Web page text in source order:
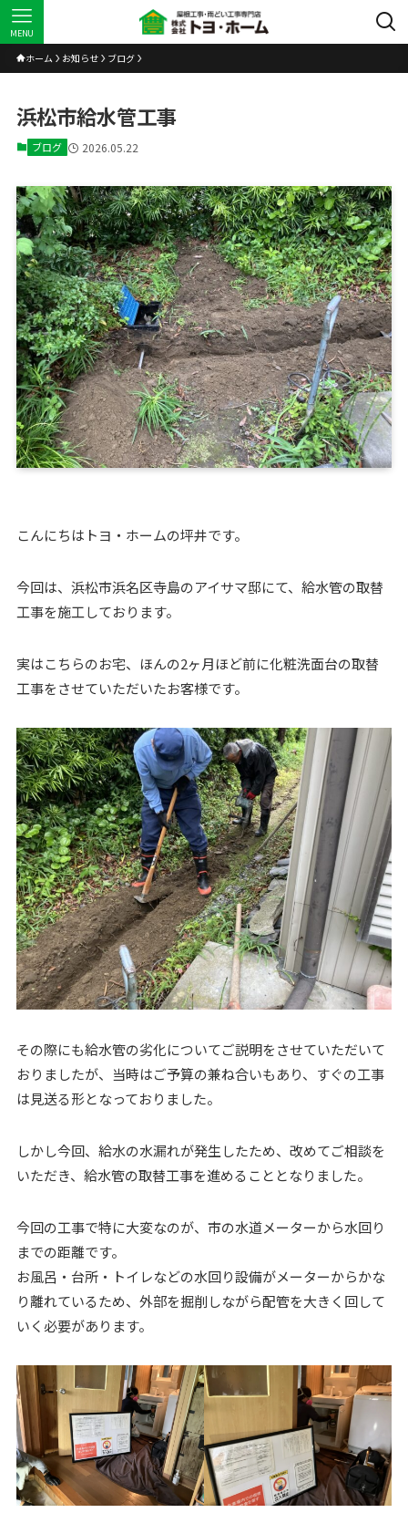
MENU
ホーム お知らせ ブログ
浜松市給水管工事
ブログ 2026.05.22
こんにちはトヨ・ホームの坪井です。
今回は、浜松市浜名区寺島のアイサマ邸にて、給水管の取替
工事を施工しております。
実はこちらのお宅、ほんの2ヶ月ほど前に化粧洗面台の取替
工事をさせていただいたお客様です。
その際にも給水管の劣化についてご説明をさせていただいて
おりましたが、当時はご予算の兼ね合いもあり、すぐの工事
は見送る形となっておりました。
しかし今回、給水の水漏れが発生したため、改めてご相談を
いただき、給水管の取替工事を進めることとなりました。
今回の工事で特に大変なのが、市の水道メーターから水回り
までの距離です。
お風呂・台所・トイレなどの水回り設備がメーターからかな
り離れているため、外部を掘削しながら配管を大きく回して
いく必要があります。